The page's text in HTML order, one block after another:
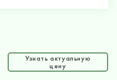
Узнать актуальную
цену